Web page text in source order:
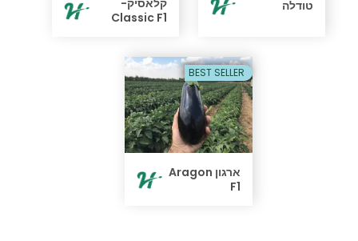
טודלה
קלאסיק-
Classic F1
BEST SELLER
ארגון Aragon
F1